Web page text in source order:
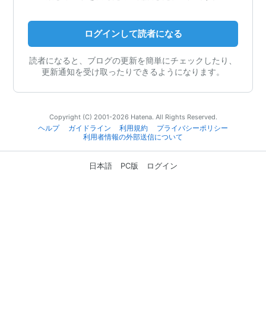
ログインして読者になる
読者になると、ブログの更新を簡単にチェックしたり、
更新通知を受け取ったりできるようになります。
Copyright (C) 2001-2026 Hatena. All Rights Reserved.
ヘルプ
ガイドライン 利用規約
プライバシーポリシー
利用者情報の外部送信について
日本語 PC版 ログイン